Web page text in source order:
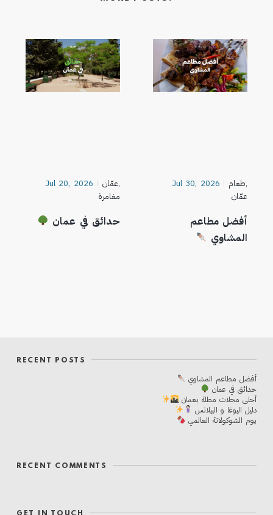
Jul 30, 2026 طعام,
عمّان
أفضل مطاعم
المشاوي
Jul 20, 2026 عمّان,
مغامرة
حدائق في عمان
RECENT POSTS
أفضل مطاعم المشاوي
حدائق في عمان
أحلی محلات مطلة بعمان
دليل اليوغا و البيلاتس
يوم الشوكولاتة العالمي
RECENT COMMENTS